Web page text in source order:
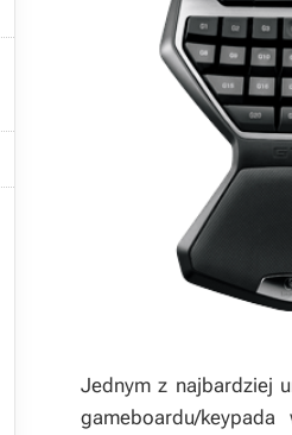
Jednym z najbardziej
gameboardu/